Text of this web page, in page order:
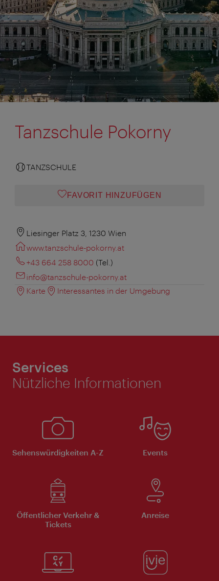
Tanzschule Pokorny
TANZSCHULE
FAVORIT HINZUFÜGEN
Liesinger Platz 3, 1230 Wien
www.tanzschule-pokorny.at
+43 664 258 8000 (Tel.)
info@tanzschule-pokorny.at
Karte
Interessantes in der Umgebung
Services
Nützliche Informationen
Sehenswürdigkeiten A-Z Events
Öffentlicher Verkehr &
Tickets
Anreise